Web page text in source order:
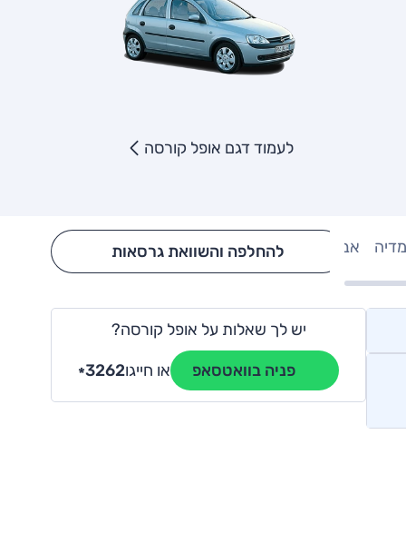
לעמוד דגם אופל קורסה
אבזור Hide config section
להחלפה והשוואת גרסאות
יש לך שאלות על אופל קורסה?
פניה בוואטסאפ או חייגו *3262